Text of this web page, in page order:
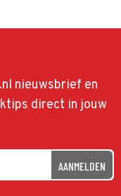
nieuwsbrief en
direct in jouw
AANMELDEN